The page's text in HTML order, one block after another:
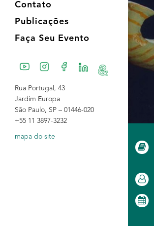
Contato
Publicações
Faça Seu Evento
Rua Portugal, 43
Jardim Europa
São Paulo, SP – 01446-020
+55 11 3897-3232
mapa do site